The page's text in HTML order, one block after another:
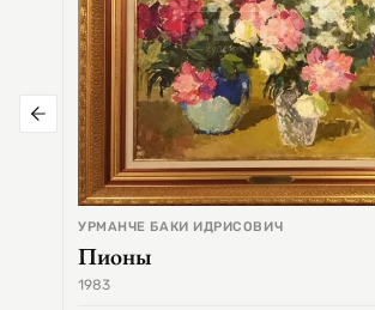
УРМАНЧЕ БАКИ ИДРИСОВИЧ
Пионы
1983